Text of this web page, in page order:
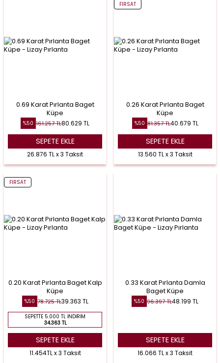
0.69 Karat Pırlanta Baget
Küpe
%50 161.257TL80.629 TL
SEPETE EKLE
26.876 TL x 3 Taksit
FIRSAT
0.26 Karat Pırlanta Baget
Küpe
%50 81.357TL40.679 TL
SEPETE EKLE
13.560 TL x 3 Taksit
FIRSAT
0.20 Karat Pırlanta Baget Kalp
Küpe
%50 78.725TL39.363 TL
SEPETTE 5.000 TL İNDIRIM
34.363 TL
SEPETE EKLE
11.454TL x 3 Taksit
0.33 Karat Pırlanta Damla
Baget Küpe
%50 96.397TL48.199 TL
SEPETE EKLE
16.066 TL x 3 Taksit